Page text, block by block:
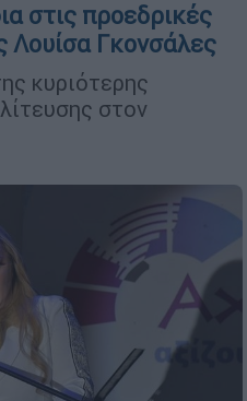
στις προεδρικές
Λουίσα Γκονσάλες
κυριότερης
στον